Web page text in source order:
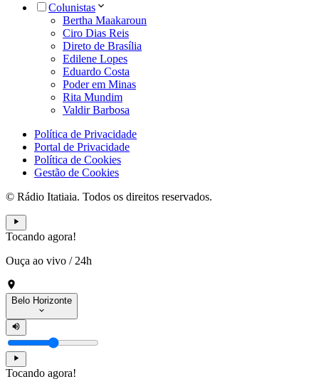
Colunistas
Bertha Maakaroun
Ciro Dias Reis
Direto de Brasília
Edilene Lopes
Eduardo Costa
Poder em Minas
Rita Mundim
Valdir Barbosa
Política de Privacidade
Portal de Privacidade
Política de Cookies
Gestão de Cookies
© Rádio Itatiaia. Todos os direitos reservados.
Tocando agora!
Ouça ao vivo / 24h
Belo Horizonte
Tocando agora!